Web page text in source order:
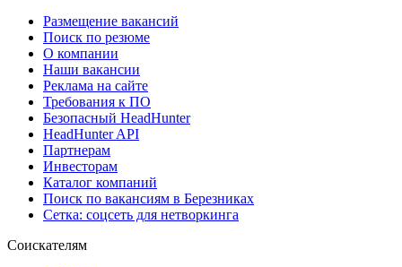
Размещение вакансий
Поиск по резюме
О компании
Наши вакансии
Реклама на сайте
Требования к ПО
Безопасный HeadHunter
HeadHunter API
Партнерам
Инвесторам
Каталог компаний
Поиск по вакансиям в Березниках
Сетка: соцсеть для нетворкинга
Соискателям